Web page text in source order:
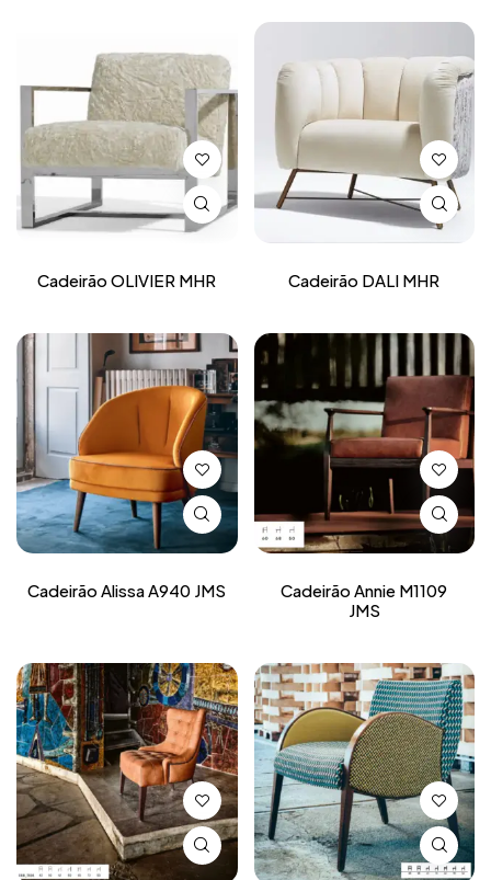
Cadeirão OLIVIER MHR Cadeirão DALI MHR
Cadeirão Alissa A940 JMS
Cadeirão Annie M1109
JMS